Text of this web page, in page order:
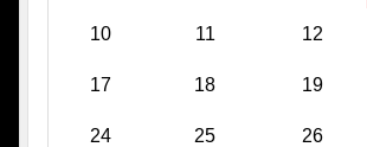
10 11 12
17 18 19
24 25 26